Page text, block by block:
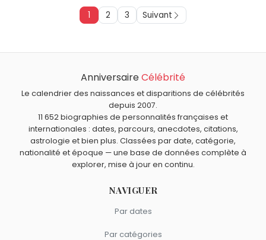
1 2 3 Suivant
AnniversaireCélébrité
Le calendrier des naissances et disparitions de célébrités
depuis 2007.
11 652 biographies de personnalités françaises et
internationales : dates, parcours, anecdotes, citations,
astrologie et bien plus. Classées par date, catégorie,
nationalité et époque — une base de données complète à
explorer, mise à jour en continu.
NAVIGUER
Par dates
Par catégories